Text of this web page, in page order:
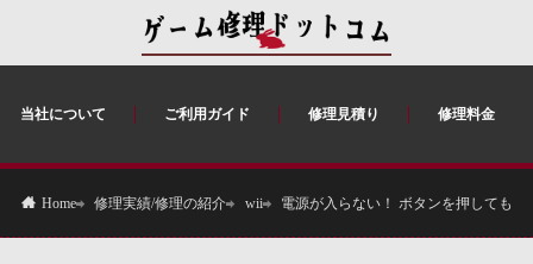
当社について ご利用ガイド 修理見積り 修理料金
Home 修理実績/修理の紹介 wii 電源が入らない！ ボタンを押しても